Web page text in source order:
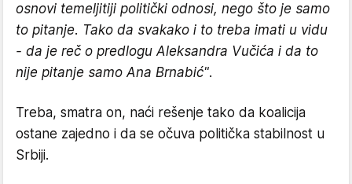
osnovi temeljitiji politički odnosi, nego što je samo
to pitanje. Tako da svakako i to treba imati u vidu
- da je reč o predlogu Aleksandra Vučića i da to
nije pitanje samo Ana Brnabić".
Treba, smatra on, naći rešenje tako da koalicija
ostane zajedno i da se očuva politička stabilnost u
Srbiji.